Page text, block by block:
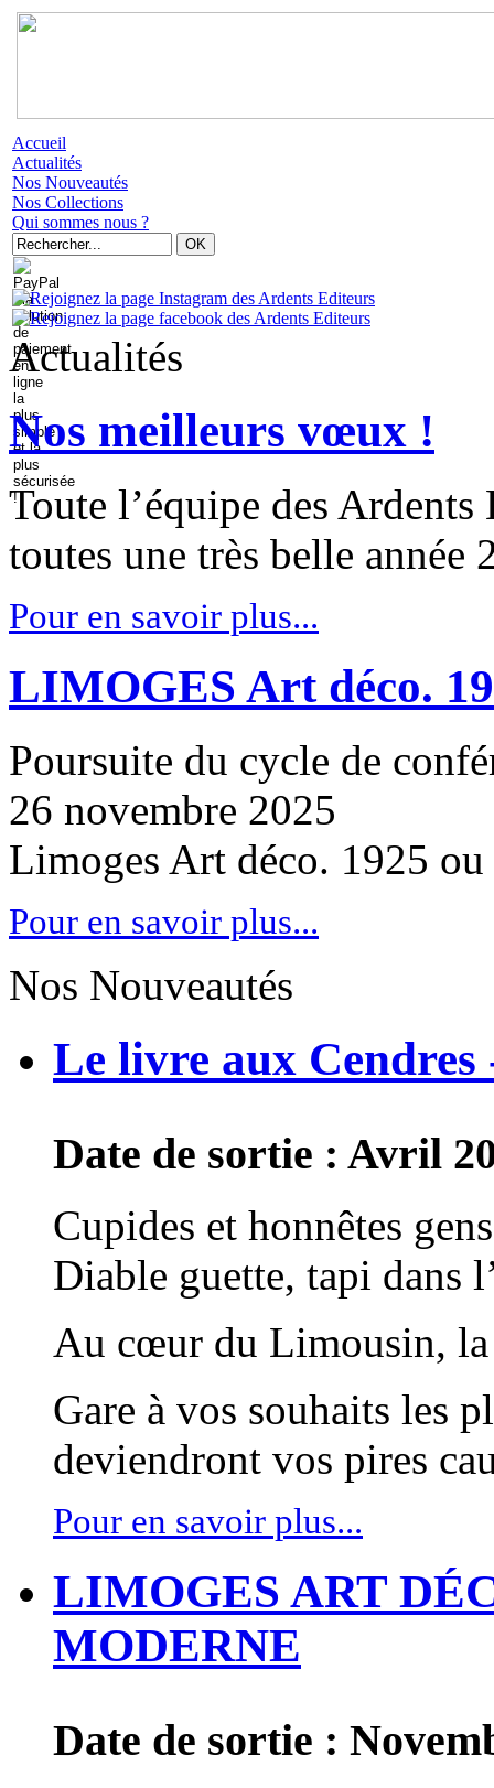
Accueil
Actualités
Nos Nouveautés
Nos Collections
Qui sommes nous ?
Actualités
Nos meilleurs vœux !
Toute l’équipe des
toutes une très belle année
Pour en savoir plus...
LIMOGES Art déco.
Poursuite du cycle de
26 novembre 2025
Limoges Art déco. 1925
Pour en savoir plus...
Nos Nouveautés
Le livre aux Cendres
Date de sortie : Avril
Cupides et honnêtes
Diable guette, tapi dans
Au cœur du Limousin, la
Gare à vos souhaits les
deviendront vos pires
Pour en savoir plus...
LIMOGES ART
MODERNE
Date de sortie :